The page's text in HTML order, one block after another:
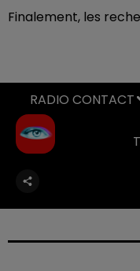
Finalement, les